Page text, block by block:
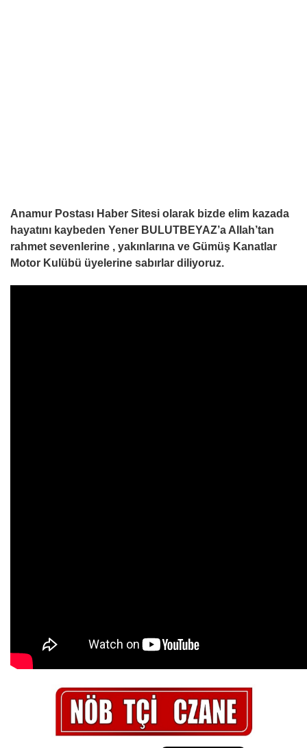
Anamur Postası Haber Sitesi olarak bizde elim kazada
hayatını kaybeden Yener BULUTBEYAZ’a Allah’tan
rahmet sevenlerine , yakınlarına ve Gümüş Kanatlar
Motor Kulübü üyelerine sabırlar diliyoruz.